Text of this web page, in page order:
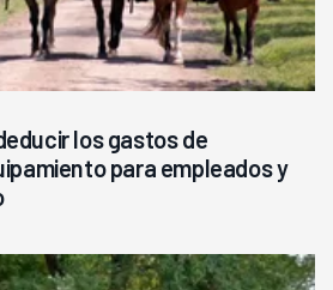
los gastos de
para empleados y